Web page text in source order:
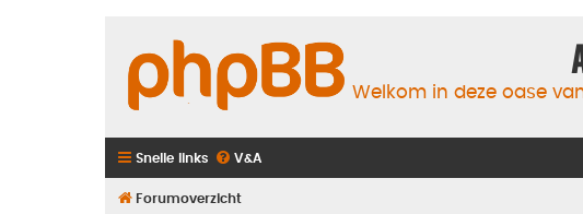
Welkom in deze oase
Snelle links V&A
Forumoverzicht